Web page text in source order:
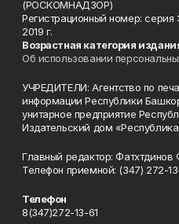
(РОСКОМНАДЗОР)
Регистрационный номер:
2019 г.
Возрастная категория
Об использовании
УЧРЕДИТЕЛИ: Агентство по
информации Республики
унитарное предприятие
Издательский дом
Главный редактор:
Телефон приемной: (347) 272-
Телефон
8(347)272-13-61